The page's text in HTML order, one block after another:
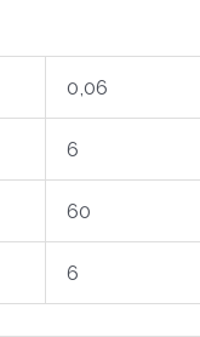
0,06
6
60
6